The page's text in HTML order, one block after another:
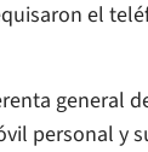
el
general
personal y